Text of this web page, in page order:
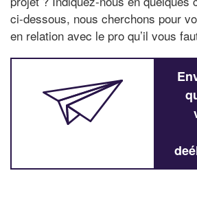
ci-dessous, nous cherchons pour
en relation avec le pro qu’il vous